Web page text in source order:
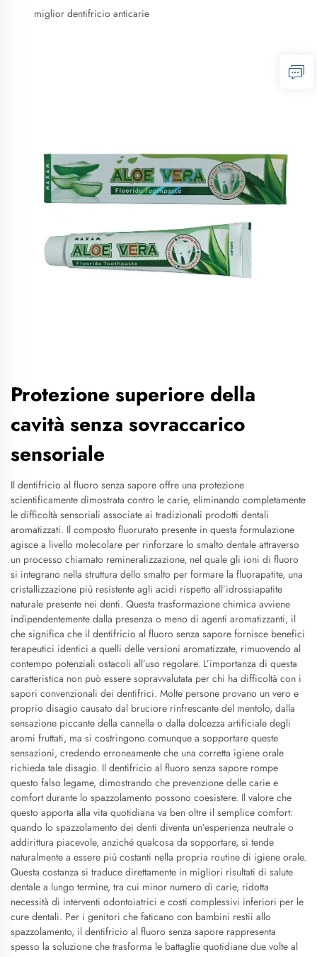
miglior dentifricio anticarie
Protezione superiore della
cavità senza sovraccarico
sensoriale
Il dentifricio al fluoro senza sapore offre una protezione
scientificamente dimostrata contro le carie, eliminando completamente
le difficoltà sensoriali associate ai tradizionali prodotti dentali
aromatizzati. Il composto fluorurato presente in questa formulazione
agisce a livello molecolare per rinforzare lo smalto dentale attraverso
un processo chiamato remineralizzazione, nel quale gli ioni di fluoro
si integrano nella struttura dello smalto per formare la fluorapatite, una
cristallizzazione più resistente agli acidi rispetto all’idrossiapatite
naturale presente nei denti. Questa trasformazione chimica avviene
indipendentemente dalla presenza o meno di agenti aromatizzanti, il
che significa che il dentifricio al fluoro senza sapore fornisce benefici
terapeutici identici a quelli delle versioni aromatizzate, rimuovendo al
contempo potenziali ostacoli all’uso regolare. L’importanza di questa
caratteristica non può essere sopravvalutata per chi ha difficoltà con i
sapori convenzionali dei dentifrici. Molte persone provano un vero e
proprio disagio causato dal bruciore rinfrescante del mentolo, dalla
sensazione piccante della cannella o dalla dolcezza artificiale degli
aromi fruttati, ma si costringono comunque a sopportare queste
sensazioni, credendo erroneamente che una corretta igiene orale
richieda tale disagio. Il dentifricio al fluoro senza sapore rompe
questo falso legame, dimostrando che prevenzione delle carie e
comfort durante lo spazzolamento possono coesistere. Il valore che
questo apporta alla vita quotidiana va ben oltre il semplice comfort:
quando lo spazzolamento dei denti diventa un’esperienza neutrale o
addirittura piacevole, anziché qualcosa da sopportare, si tende
naturalmente a essere più costanti nella propria routine di igiene orale.
Questa costanza si traduce direttamente in migliori risultati di salute
dentale a lungo termine, tra cui minor numero di carie, ridotta
necessità di interventi odontoiatrici e costi complessivi inferiori per le
cure dentali. Per i genitori che faticano con bambini restii allo
spazzolamento, il dentifricio al fluoro senza sapore rappresenta
spesso la soluzione che trasforma le battaglie quotidiane due volte al